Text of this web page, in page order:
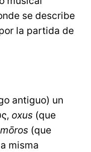
se describe
la partida de
antiguo) un
oxus (que
mōros (que
misma